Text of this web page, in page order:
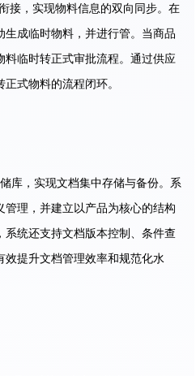
接，实现物料信息的双向同步。在
成临时物料，并进行管。当商品
料临时转正式审批流程。通过供应
式物料的流程闭环。
库，实现文档集中存储与备份。系
理，并建立以产品为核心的结构
统还支持文档版本控制、条件查
效提升文档管理效率和规范化水